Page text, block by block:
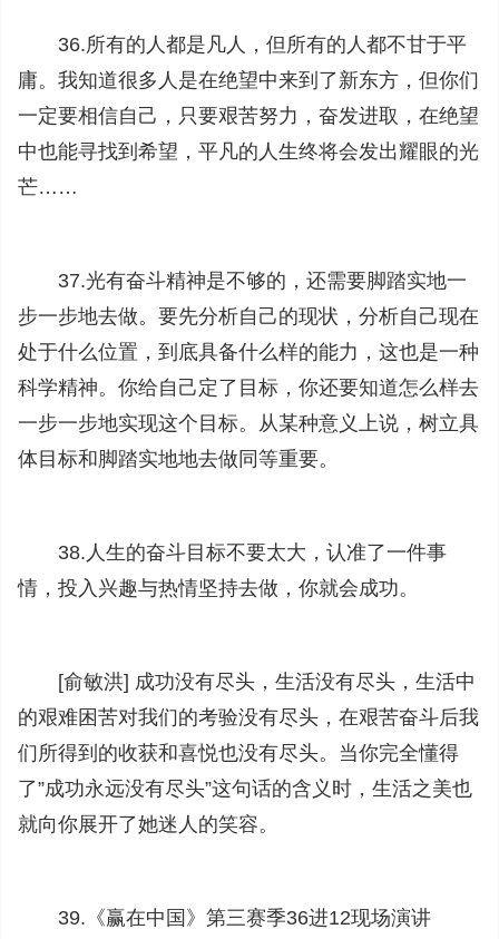
36.所有的人都是凡人，但所有的人都不甘于平
庸。我知道很多人是在绝望中来到了新东方，但你们
一定要相信自己，只要艰苦努力，奋发进取，在绝望
中也能寻找到希望，平凡的人生终将会发出耀眼的光
芒……
37.光有奋斗精神是不够的，还需要脚踏实地一
步一步地去做。要先分析自己的现状，分析自己现在
处于什么位置，到底具备什么样的能力，这也是一种
科学精神。你给自己定了目标，你还要知道怎么样去
一步一步地实现这个目标。从某种意义上说，树立具
体目标和脚踏实地地去做同等重要。
38.人生的奋斗目标不要太大，认准了一件事
情，投入兴趣与热情坚持去做，你就会成功。
[俞敏洪] 成功没有尽头，生活没有尽头，生活中
的艰难困苦对我们的考验没有尽头，在艰苦奋斗后我
们所得到的收获和喜悦也没有尽头。当你完全懂得
了”成功永远没有尽头”这句话的含义时，生活之美也
就向你展开了她迷人的笑容。
39.《赢在中国》第三赛季36进12现场演讲